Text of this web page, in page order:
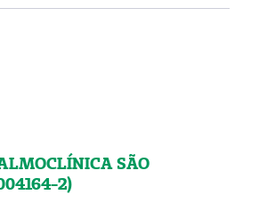
SÃO
2)